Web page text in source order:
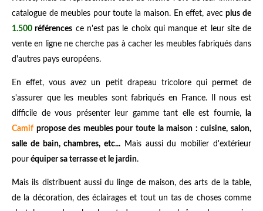
catalogue de meubles pour toute la maison. En effet, avecplus de
1.500 références ce n'est pas le choix qui manque et leur site de
vente en ligne ne cherche pas à cacher les meubles fabriqués dans
d'autres pays européens.
En effet, vous avez un petit drapeau tricolore qui permet de
s'assurer que les meubles sont fabriqués en France. Il nous est
difficile de vous présenter leur gamme tant elle est fournie,
la
Camif propose des meubles pour toute la maison : cuisine, salon,
salle de bain, chambres, etc... Mais aussi du mobilier d'extérieur
pour équiper sa terrasse et le jardin.
Mais ils distribuent aussi du linge de maison, des arts de la table,
de la décoration, des éclairages et tout un tas de choses comme